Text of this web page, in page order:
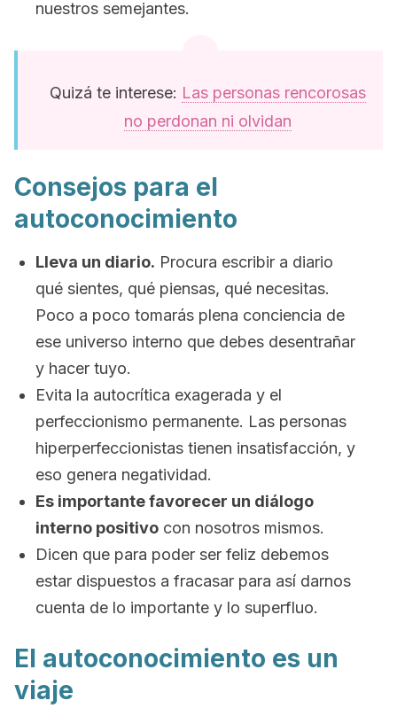
nuestros semejantes.
Quizá te interese: Las personas rencorosas
no perdonan ni olvidan
Consejos para el
autoconocimiento
Lleva un diario. Procura escribir a diario
qué sientes, qué piensas, qué necesitas.
Poco a poco tomarás plena conciencia de
ese universo interno que debes desentrañar
y hacer tuyo.
Evita la autocrítica exagerada y el
perfeccionismo permanente. Las personas
hiperperfeccionistas tienen insatisfacción, y
eso genera negatividad.
Es importante favorecer un diálogo
interno positivo con nosotros mismos.
Dicen que para poder ser feliz debemos
estar dispuestos a fracasar para así darnos
cuenta de lo importante y lo superfluo.
El autoconocimiento es un
viaje